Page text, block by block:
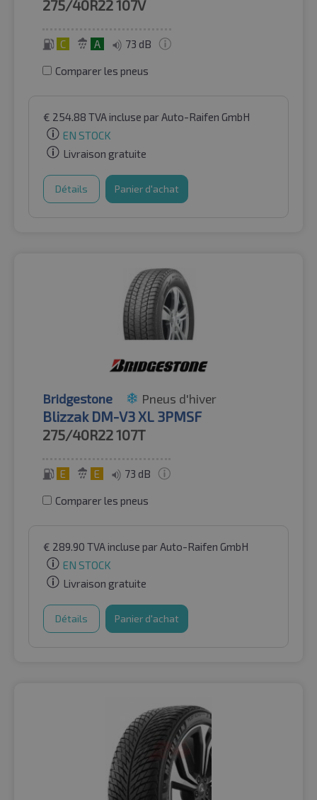
275/40R22107V
C A 73 dB
Comparer les pneus
€ 254.88 TVA incluse par Auto-Raifen GmbH
EN STOCK
Livraison gratuite
Détails Panier d'achat
Bridgestone Pneus d'hiver
Blizzak DM-V3 XL 3PMSF
275/40R22107T
E E 73 dB
Comparer les pneus
€ 289.90 TVA incluse par Auto-Raifen GmbH
EN STOCK
Livraison gratuite
Détails Panier d'achat